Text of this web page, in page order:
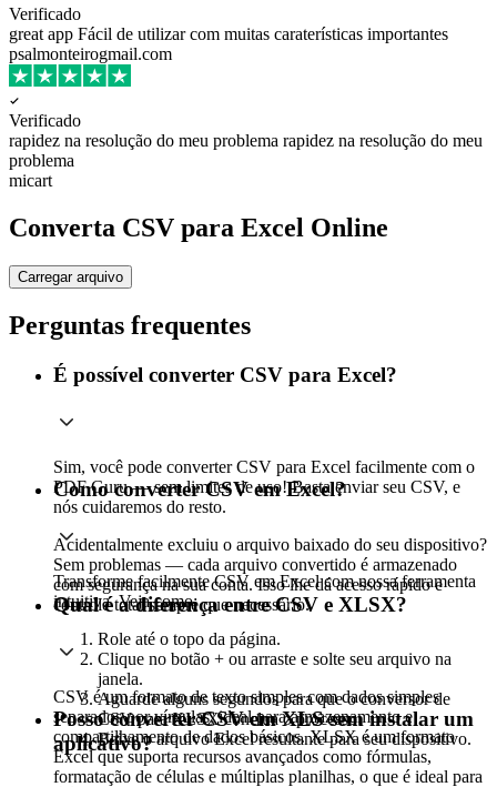
Verificado
great app Fácil de utilizar com muitas caraterísticas importantes
psalmonteirogmail.com
Verificado
rapidez na resolução do meu problema rapidez na resolução do meu
problema
micart
Converta CSV para Excel Online
Carregar arquivo
Perguntas frequentes
É possível converter CSV para Excel?
Sim, você pode converter CSV para Excel facilmente com o
PDF Guru — sem limites de uso! Basta enviar seu CSV, e
nós cuidaremos do resto.
Acidentalmente excluiu o arquivo baixado do seu dispositivo?
Sem problemas — cada arquivo convertido é armazenado
com segurança na sua conta. Isso lhe dá acesso rápido e
controle total sempre que necessário.
Como converter CSV em Excel?
Transforme facilmente CSV em Excel com nossa ferramenta
intuitiva. Veja como:
Role até o topo da página.
Clique no botão + ou arraste e solte seu arquivo na
janela.
Aguarde alguns segundos para que o conversor de
CSV para XLSX conclua o processo.
Baixe o arquivo Excel resultante para seu dispositivo.
Qual é a diferença entre CSV e XLSX?
CSV é um formato de texto simples com dados simples
separados por vírgulas, ideal para armazenamento e
compartilhamento de dados básicos. XLSX é um formato
Excel que suporta recursos avançados como fórmulas,
formatação de células e múltiplas planilhas, o que é ideal para
Posso converter CSV em XLS sem instalar um
aplicativo?